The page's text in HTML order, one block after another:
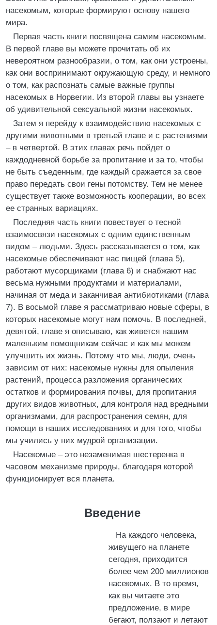
насекомым, которые формируют основу нашего
мира.
Первая часть книги посвящена самим насекомым.
В первой главе вы можете прочитать об их
невероятном разнообразии, о том, как они устроены,
как они воспринимают окружающую среду, и немного
о том, как распознать самые важные группы
насекомых в Норвегии. Из второй главы вы узнаете
об удивительной сексуальной жизни насекомых.
Затем я перейду к взаимодействию насекомых с
другими животными в третьей главе и с растениями
– в четвертой. В этих главах речь пойдет о
каждодневной борьбе за пропитание и за то, чтобы
не быть съеденным, где каждый сражается за свое
право передать свои гены потомству. Тем не менее
существует также возможность кооперации, во всех
ее странных вариациях.
Последняя часть книги повествует о тесной
взаимосвязи насекомых с одним единственным
видом – людьми. Здесь рассказывается о том, как
насекомые обеспечивают нас пищей (глава 5),
работают мусорщиками (глава 6) и снабжают нас
весьма нужными продуктами и материалами,
начиная от меда и заканчивая антибиотиками (глава
7). В восьмой главе я рассматриваю новые сферы, в
которых насекомые могут нам помочь. В последней,
девятой, главе я описываю, как живется нашим
маленьким помощникам сейчас и как мы можем
улучшить их жизнь. Потому что мы, люди, очень
зависим от них: насекомые нужны для опыления
растений, процесса разложения органических
остатков и формирования почвы, для пропитания
других видов животных, для контроля над вредными
организмами, для распространения семян, для
помощи в наших исследованиях и для того, чтобы
мы учились у них мудрой организации.
Насекомые – это незаменимая шестеренка в
часовом механизме природы, благодаря которой
функционирует вся планета.
Введение
На каждого человека,
живущего на планете
сегодня, приходится
более чем 200 миллионов
насекомых. В то время,
как вы читаете это
предложение, в мире
бегают, ползают и летают